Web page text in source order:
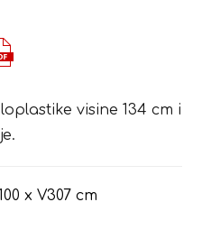
visine 134 cm i
x V307 cm